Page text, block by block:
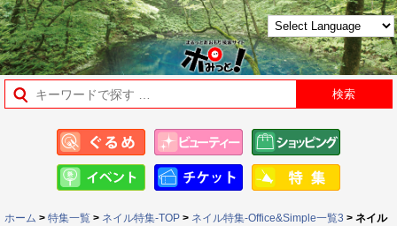
ホーム > 特集一覧 > ネイル特集-TOP > ネイル特集-Office&Simple一覧3 > ネイル